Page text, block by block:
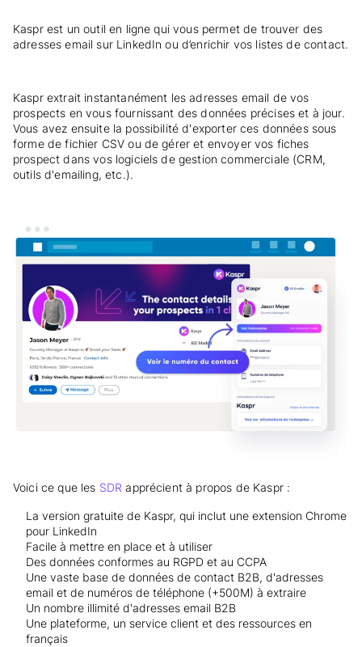
Kaspr est un outil en ligne qui vous permet de trouver des
adresses email sur LinkedIn ou d’enrichir vos listes de contact.
Kaspr extrait instantanément les adresses email de vos
prospects en vous fournissant des données précises et à jour.
Vous avez ensuite la possibilité d'exporter ces données sous
forme de fichier CSV ou de gérer et envoyer vos fiches
prospect dans vos logiciels de gestion commerciale (CRM,
outils d'emailing, etc.).
Voici ce que les SDR apprécient à propos de Kaspr :
La version gratuite de Kaspr, qui inclut une extension Chrome
pour LinkedIn
Facile à mettre en place et à utiliser
Des données conformes au RGPD et au CCPA
Une vaste base de données de contact B2B, d'adresses
email et de numéros de téléphone (+500M) à extraire
Un nombre illimité d'adresses email B2B
Une plateforme, un service client et des ressources en
français